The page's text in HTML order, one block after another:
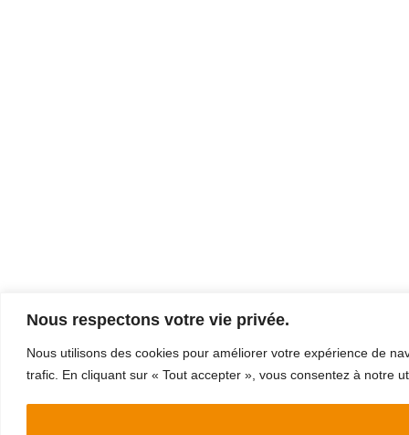
Nous respectons votre vie privée.
Nous utilisons des cookies pour améliorer votre expérience de
trafic. En cliquant sur « Tout accepter », vous consentez à notre